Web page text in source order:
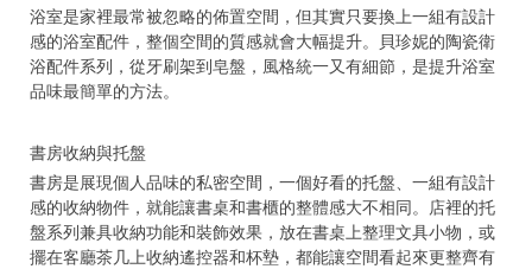
浴室是家裡最常被忽略的佈置空間，但其實只要換上一組有設計
感的浴室配件，整個空間的質感就會大幅提升。貝珍妮的陶瓷衛
浴配件系列，從牙刷架到皂盤，風格統一又有細節，是提升浴室
品味最簡單的方法。
書房收納與托盤
書房是展現個人品味的私密空間，一個好看的托盤、一組有設計
感的收納物件，就能讓書桌和書櫃的整體感大不相同。店裡的托
盤系列兼具收納功能和裝飾效果，放在書桌上整理文具小物，或
擺在客廳茶几上收納遙控器和杯墊，都能讓空間看起來更整齊有